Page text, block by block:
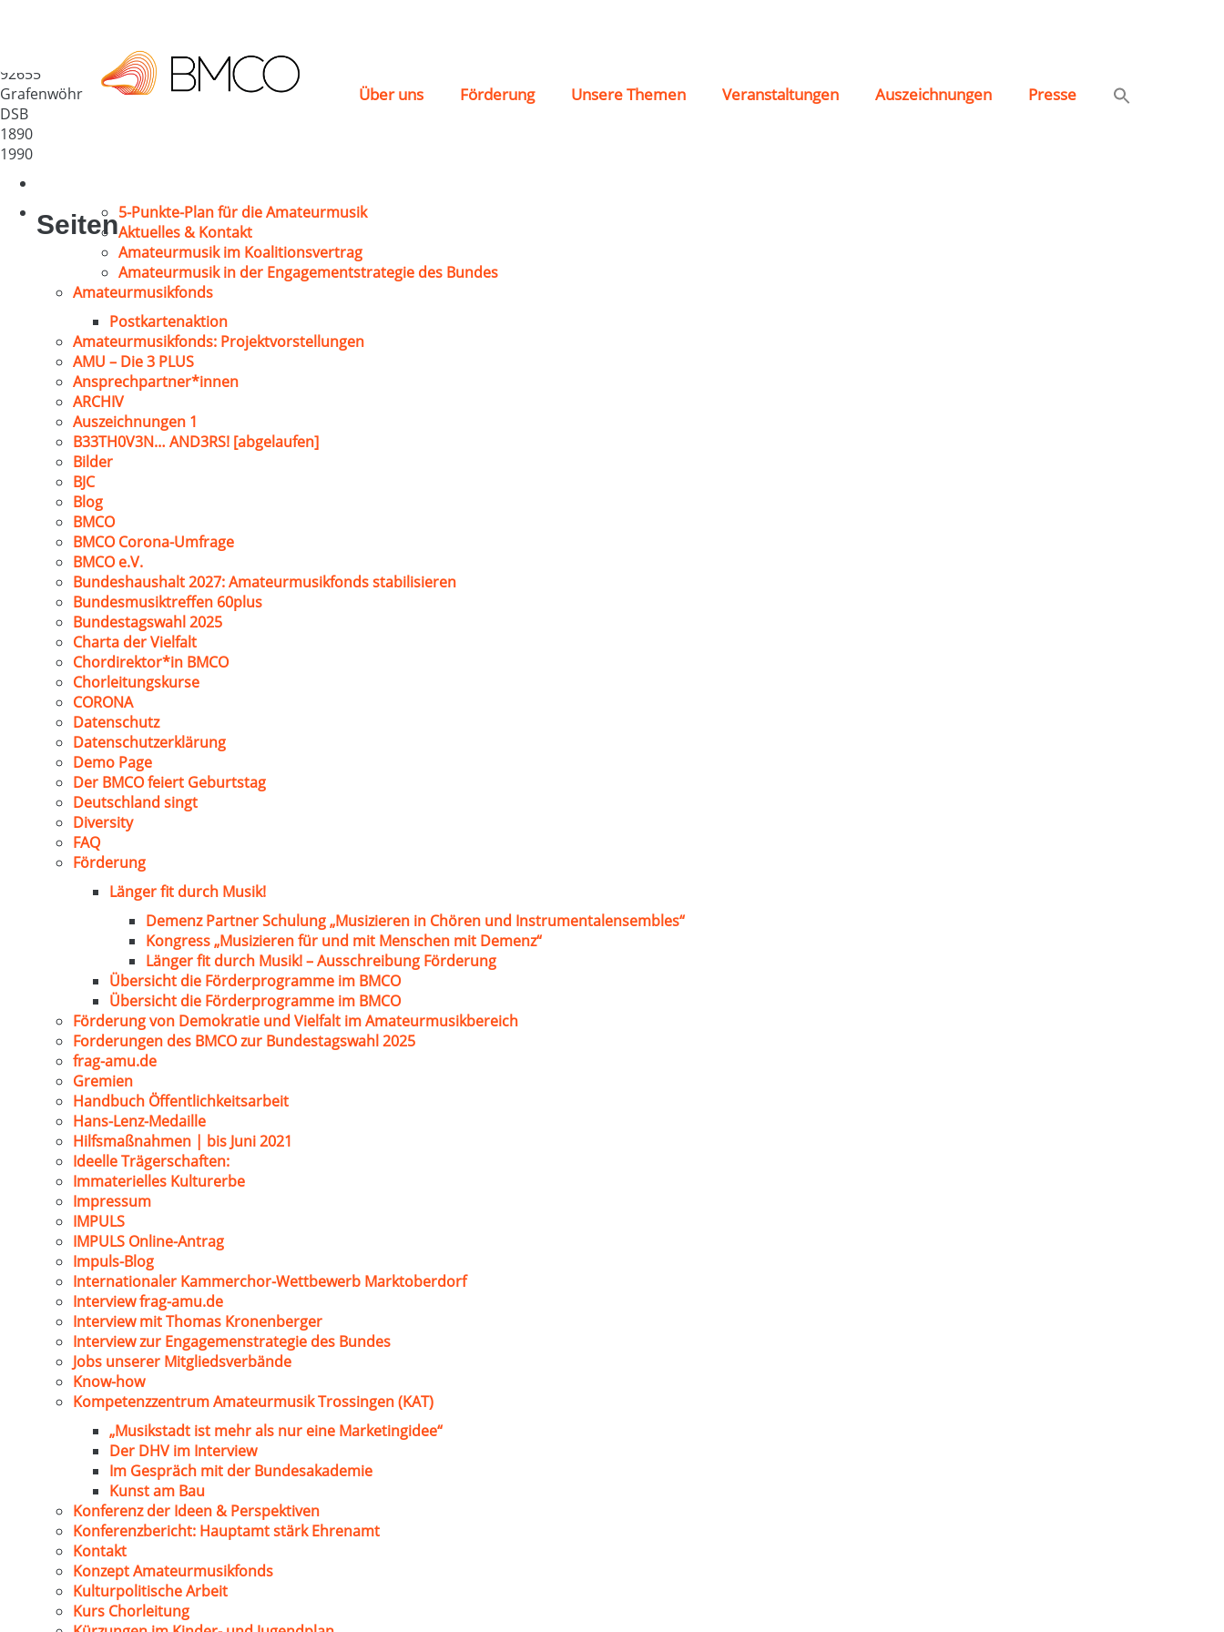
Über uns Förderung Unsere Themen Veranstaltungen Auszeichnungen Presse
92655
Grafenwöhr
DSB
1890
1990
Seiten5-Punkte-Plan für die Amateurmusik
Aktuelles & Kontakt
Amateurmusik im Koalitionsvertrag
Amateurmusik in der Engagementstrategie des Bundes
Amateurmusikfonds
Postkartenaktion
Amateurmusikfonds: Projektvorstellungen
AMU – Die 3 PLUS
Ansprechpartner*innen
ARCHIV
Auszeichnungen 1
B33TH0V3N… AND3RS! [abgelaufen]
Bilder
BJC
Blog
BMCO
BMCO Corona-Umfrage
BMCO e.V.
Bundeshaushalt 2027: Amateurmusikfonds stabilisieren
Bundesmusiktreffen 60plus
Bundestagswahl 2025
Charta der Vielfalt
Chordirektor*in BMCO
Chorleitungskurse
CORONA
Datenschutz
Datenschutzerklärung
Demo Page
Der BMCO feiert Geburtstag
Deutschland singt
Diversity
FAQ
Förderung
Länger fit durch Musik!
Demenz Partner Schulung „Musizieren in Chören und Instrumentalensembles“
Kongress „Musizieren für und mit Menschen mit Demenz“
Länger fit durch Musik! – Ausschreibung Förderung
Übersicht die Förderprogramme im BMCO
Übersicht die Förderprogramme im BMCO
Förderung von Demokratie und Vielfalt im Amateurmusikbereich
Forderungen des BMCO zur Bundestagswahl 2025
frag-amu.de
Gremien
Handbuch Öffentlichkeitsarbeit
Hans-Lenz-Medaille
Hilfsmaßnahmen | bis Juni 2021
Ideelle Trägerschaften:
Immaterielles Kulturerbe
Impressum
IMPULS
IMPULS Online-Antrag
Impuls-Blog
Internationaler Kammerchor-Wettbewerb Marktoberdorf
Interview frag-amu.de
Interview mit Thomas Kronenberger
Interview zur Engagemenstrategie des Bundes
Jobs unserer Mitgliedsverbände
Know-how
Kompetenzzentrum Amateurmusik Trossingen (KAT)
„Musikstadt ist mehr als nur eine Marketingidee“
Der DHV im Interview
Im Gespräch mit der Bundesakademie
Kunst am Bau
Konferenz der Ideen & Perspektiven
Konferenzbericht: Hauptamt stärk Ehrenamt
Kontakt
Konzept Amateurmusikfonds
Kulturpolitische Arbeit
Kurs Chorleitung